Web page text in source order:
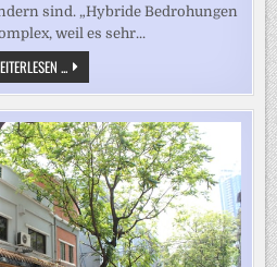
sind. „Hybride Bedrohungen
weil es sehr...
... „MAN
WIRBT
GEZIELT
AUF
TELEGRAM
GEWALTBEREITE
PERSONEN
AN“